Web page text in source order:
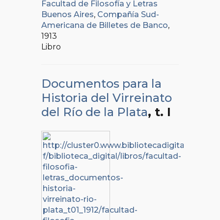
Facultad de Filosofía y Letras
Buenos Aires, Compañía Sud-
Americana de Billetes de Banco,
1913
Libro
Documentos para la
Historia del Virreinato
del Río de la Plata, t. I